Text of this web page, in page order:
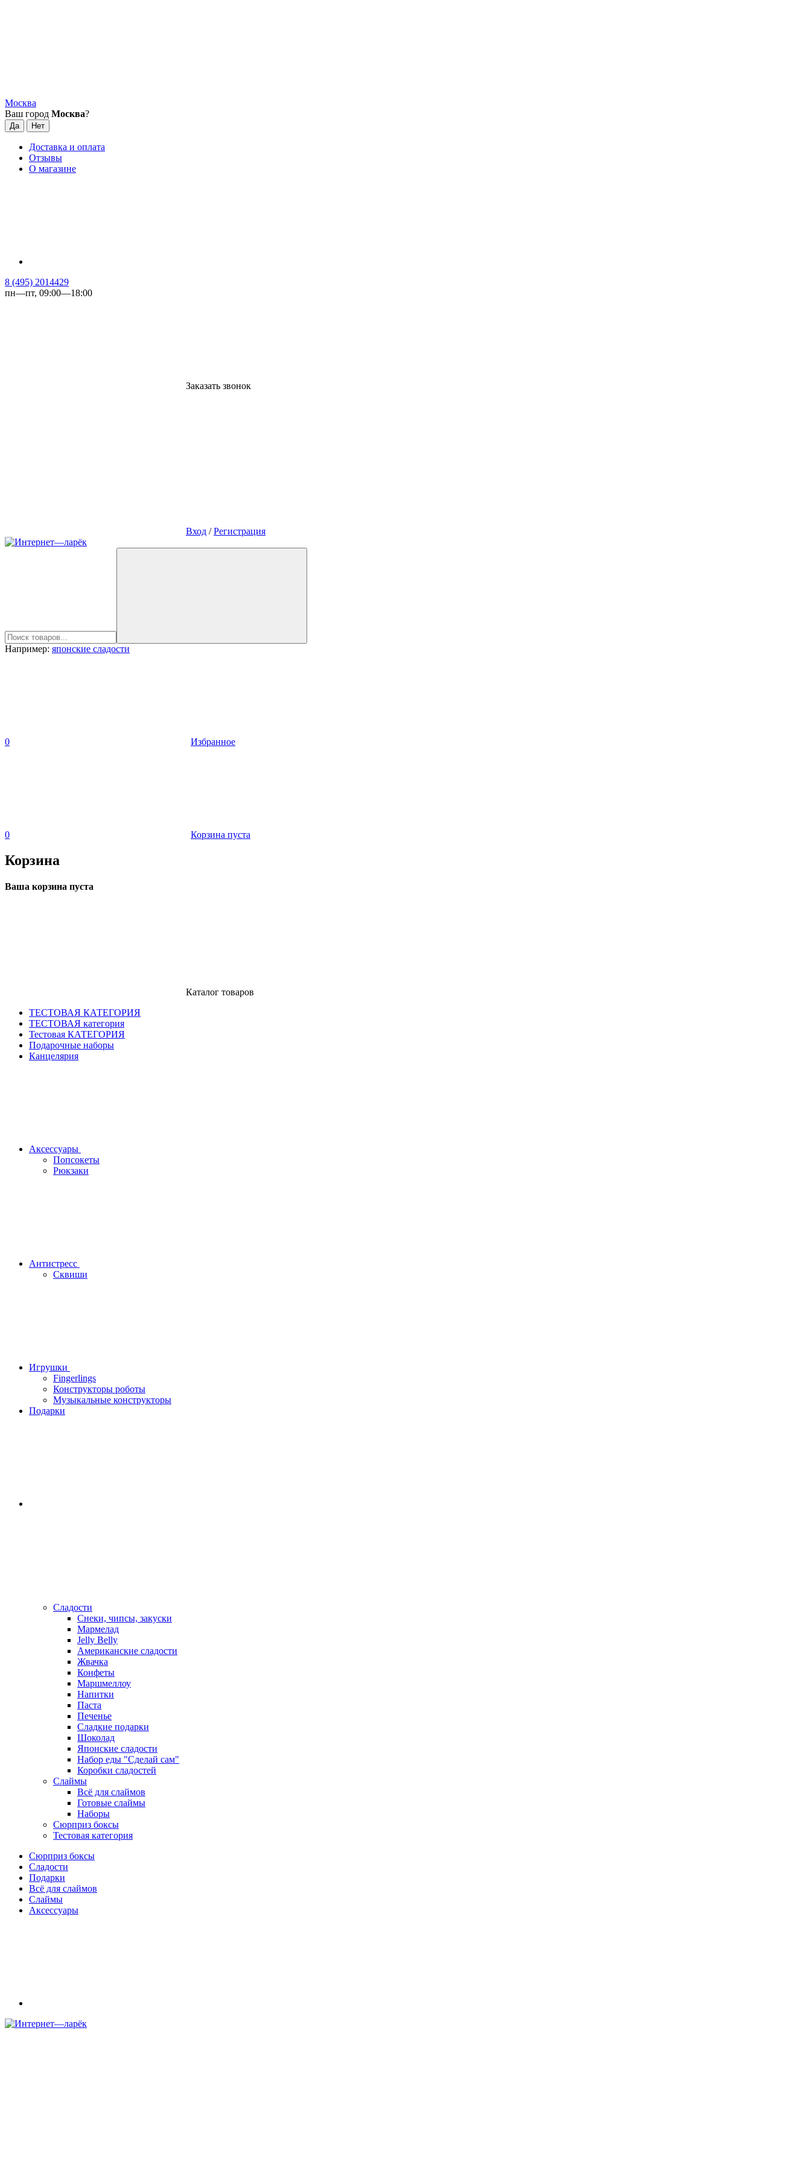
Москва
Ваш город Москва?
Доставка и оплата
Отзывы
О магазине
8 (495) 2014429
пн—пт, 09:00—18:00
Заказать звонок
Вход /Регистрация
Например: японские сладости
0 Избранное
0 Корзина пуста
Корзина
Ваша корзина пуста
Каталог товаров
ТЕСТОВАЯ КАТЕГОРИЯ
ТЕСТОВАЯ категория
Тестовая КАТЕГОРИЯ
Подарочные наборы
Канцелярия
Аксессуары
Попсокеты
Рюкзаки
Антистресс
Сквиши
Игрушки
Fingerlings
Конструкторы роботы
Музыкальные конструкторы
Подарки
Сладости
Снеки, чипсы, закуски
Мармелад
Jelly Belly
Американские сладости
Жвачка
Конфеты
Маршмеллоу
Напитки
Паста
Печенье
Сладкие подарки
Шоколад
Японские сладости
Набор еды "Сделай сам"
Коробки сладостей
Слаймы
Всё для слаймов
Готовые слаймы
Наборы
Сюрприз боксы
Тестовая категория
Сюрприз боксы
Сладости
Подарки
Всё для слаймов
Слаймы
Аксессуары